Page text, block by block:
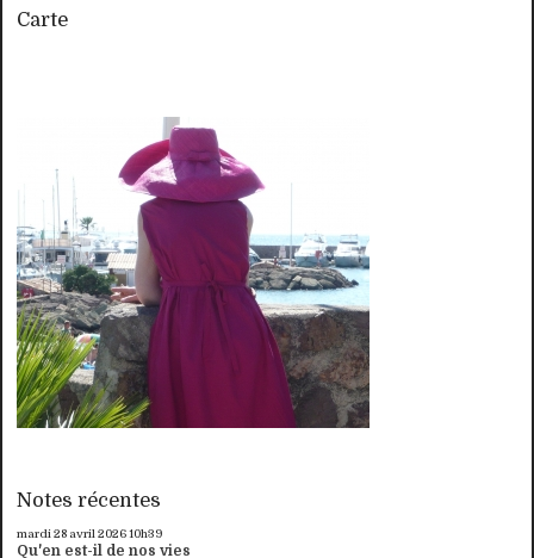
Carte
Notes récentes
mardi 28 avril 202610h39
Qu'en est-il de nos vies